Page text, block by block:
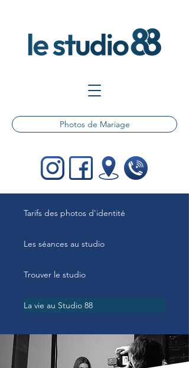
Photos de Mariage
Tarifs des photos d'identité
Les séances au studio
Trouver le studio
La vie au Studio 88